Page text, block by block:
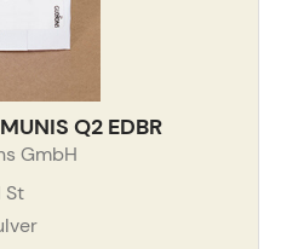
Q2 EDBR
GmbH
St